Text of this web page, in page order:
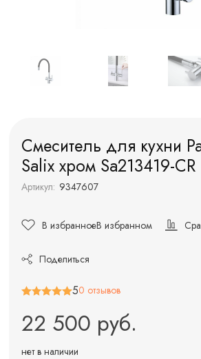
Смеситель для кухни
Salix хром Sa213419-CR
Артикул: 9347607
В избранноеВ избранном
Поделиться
50 отзывов
22 500 руб.
нет в наличии